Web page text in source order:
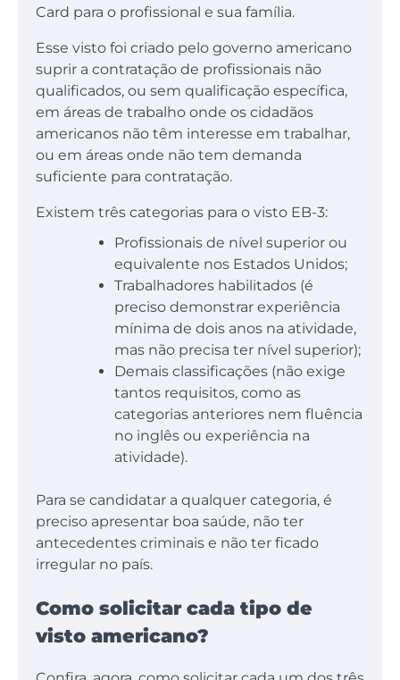
Card para o profissional e sua família.
Esse visto foi criado pelo governo americano
suprir a contratação de profissionais não
qualificados, ou sem qualificação específica,
em áreas de trabalho onde os cidadãos
americanos não têm interesse em trabalhar,
ou em áreas onde não tem demanda
suficiente para contratação.
Existem três categorias para o visto EB-3:
Profissionais de nível superior ou
equivalente nos Estados Unidos;
Trabalhadores habilitados (é
preciso demonstrar experiência
mínima de dois anos na atividade,
mas não precisa ter nível superior);
Demais classificações (não exige
tantos requisitos, como as
categorias anteriores nem fluência
no inglês ou experiência na
atividade).
Para se candidatar a qualquer categoria, é
preciso apresentar boa saúde, não ter
antecedentes criminais e não ter ficado
irregular no país.
Como solicitar cada tipo de
visto americano?